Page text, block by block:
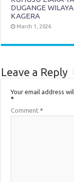
DUGANGE
KAGERA
March 1, 2026
Leave a Reply
Your email address
*
Comment*